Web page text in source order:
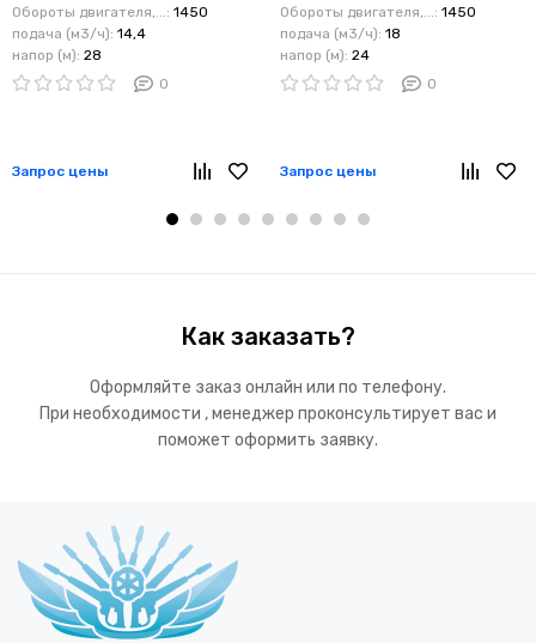
Обороты двигателя,...: 1450
подача (м3/ч): 14,4
напор (м): 28
0
Запрос цены
Обороты двигателя,...: 1450
подача (м3/ч): 18
напор (м): 24
0
Запрос цены
Как заказать?
Оформляйте заказ онлайн или по телефону.
При необходимости , менеджер проконсультирует вас и
поможет оформить заявку.